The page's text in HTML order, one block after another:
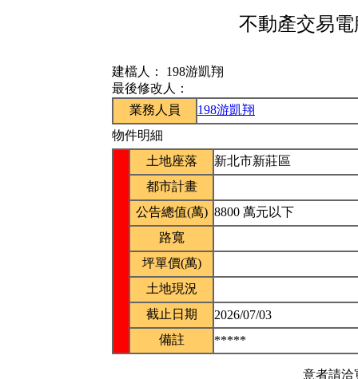
不動產交易
建檔人： 198游凱翔
最後修改人：
業務人員
198游凱翔
物件明細
土地座落
新北市新莊區
都市計畫
公告總值(萬) 8800 萬元以下
路寬
坪單價(萬)
土地現況
截止日期
2026/07/03
備註
*****
意者請洽